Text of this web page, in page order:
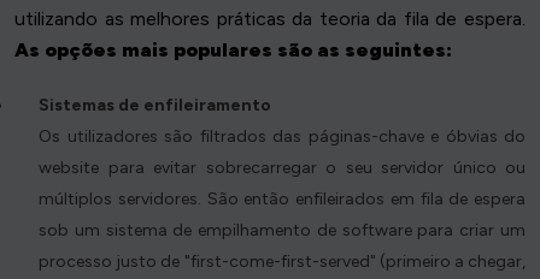
utilizando as melhores práticas da teoria da fila de espera.
As opções mais populares são as seguintes:
Sistemas de enfileiramento
Os utilizadores são filtrados das páginas-chave e óbvias do
website para evitar sobrecarregar o seu servidor único ou
múltiplos servidores. São então enfileirados em fila de espera
sob um sistema de empilhamento de software para criar um
processo justo de "first-come-first-served" (primeiro a chegar,